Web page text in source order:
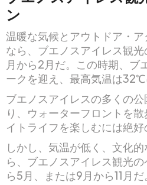
ン
温暖な気候とアウトドア・
なら、ブエノスアイレス観
月から2月だ。この時期、ブ
ークを迎え、最高気温は32℃
ブエノスアイレスの多くの
り、ウォーターフロントを
イトライフを楽しむには絶好
しかし、気温が低く、文化
ら、ブエノスアイレス観光
ら5月、または9月から11月だ